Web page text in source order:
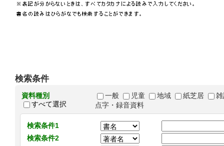
検索条件
資料種別
すべて選択
一般 児童 地域 紙芝居
点字・録音資料
検索条件1
検索条件2